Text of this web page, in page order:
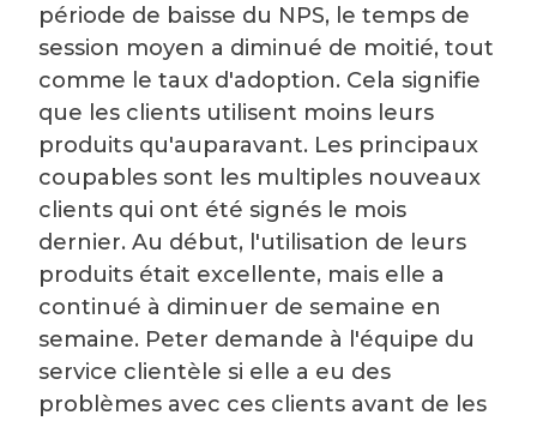
période de baisse du NPS, le temps de
session moyen a diminué de moitié, tout
comme le taux d'adoption. Cela signifie
que les clients utilisent moins leurs
produits qu'auparavant. Les principaux
coupables sont les multiples nouveaux
clients qui ont été signés le mois
dernier. Au début, l'utilisation de leurs
produits était excellente, mais elle a
continué à diminuer de semaine en
semaine. Peter demande à l'équipe du
service clientèle si elle a eu des
problèmes avec ces clients avant de les